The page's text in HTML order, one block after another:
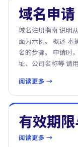
域名申请
域名注册指南 说明
面为示例。 概述 本
名的步骤。 申请时
址、公司名称等 请
阅读更多 →
有效期
阅读更多 →